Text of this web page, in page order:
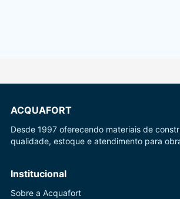
ACQUAFORT
Desde 1997 oferecendo materiais de
qualidade, estoque e atendimento para
Institucional
Sobre a Acquafort